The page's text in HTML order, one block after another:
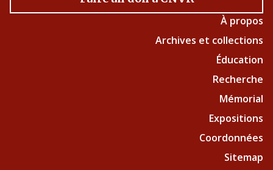
À propos
Archives et collections
Éducation
Recherche
Mémorial
Expositions
Coordonnées
Sitemap